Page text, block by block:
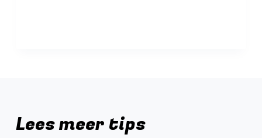
Lees meer tips